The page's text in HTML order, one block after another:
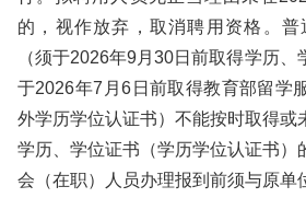
的，视作放弃，取消聘用资格。普
（须于2026年9月30日前取得学历
于2026年7月6日前取得教育部留学
外学历学位认证书）不能按时取得或
学历、学位证书（学历学位认证书）
会（在职）人员办理报到前须与原单